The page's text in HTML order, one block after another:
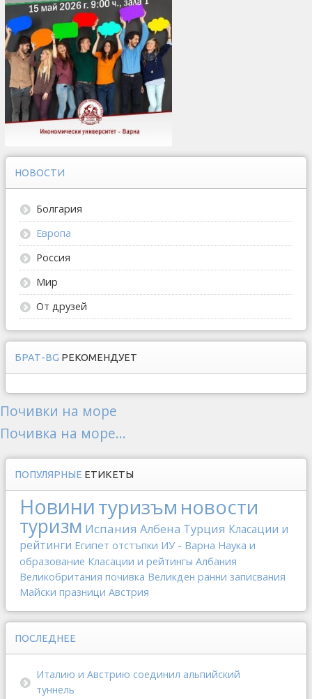
НОВОСТИ
Болгария
Европа
Россия
Мир
От друзей
БРАТ-BG РЕКОМЕНДУЕТ
Почивки на море
Почивка на море...
ПОПУЛЯРНЫЕ ЕТИКЕТЫ
Новинитуризъм новости
туризм Испания Албена Турция Класации и
рейтинги Египет отстъпки ИУ - Варна Наука и
образование Класации и рейтингы Албания
Великобритания почивка Великден ранни записвания
Майски празници Австрия
ПОСЛЕДНЕЕ
Италию и Австрию соединил альпийский
туннель